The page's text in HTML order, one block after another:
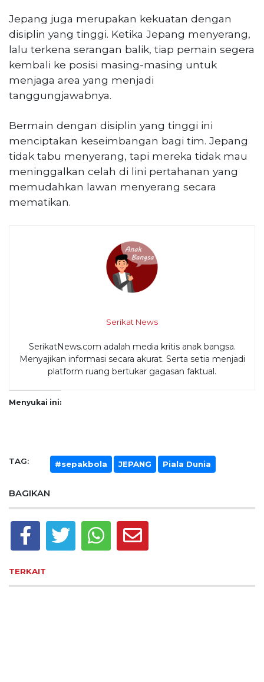
Jepang juga merupakan kekuatan dengan
disiplin yang tinggi. Ketika Jepang menyerang,
lalu terkena serangan balik, tiap pemain segera
kembali ke posisi masing-masing untuk
menjaga area yang menjadi
tanggungjawabnya.
Bermain dengan disiplin yang tinggi ini
menciptakan keseimbangan bagi tim. Jepang
tidak tabu menyerang, tapi mereka tidak mau
meninggalkan celah di lini pertahanan yang
memudahkan lawan menyerang secara
mematikan.
Serikat News
SerikatNews.com adalah media kritis anak bangsa.
Menyajikan informasi secara akurat. Serta setia menjadi
platform ruang bertukar gagasan faktual.
Menyukai ini:
TAG: #sepakbola JEPANG Piala Dunia
BAGIKAN
TERKAIT